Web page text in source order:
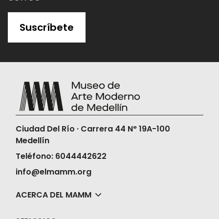
virtual, toma captura de pantalla de la
compra yacércate a la taquilla 15
validar tu boleta.
Una vez compres tus boletas, el Museo
no realizará la devolución ni en dinero ni
en cambios de fechas, horas o películas.
Suscríbete
Ciudad Del Río · Carrera 44 N° 19A-100
Medellín
Teléfono: 6044442622
info@elmamm.org
ACERCA DEL MAMM